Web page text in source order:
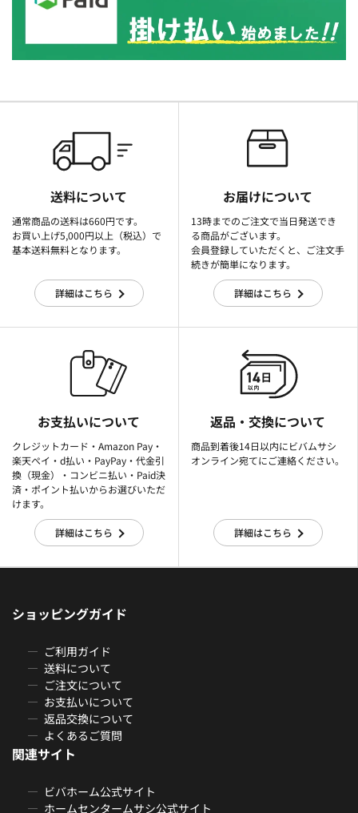
送料について
通常商品の送料は660円です。
お買い上げ5,000円以上（税込）で
基本送料無料となります。
詳細はこちら
お届けについて
13時までのご注文で当日発送でき
る商品がございます。
会員登録していただくと、ご注文手
続きが簡単になります。
詳細はこちら
お支払いについて
クレジットカード・Amazon Pay・
楽天ぺイ・d払い・PayPay・代金引
換（現金）・コンビニ払い・Paid決
済・ポイント払いからお選びいただ
けます。
詳細はこちら
返品・交換について
商品到着後14日以内にビバムサシ
オンライン宛てにご連絡ください。
詳細はこちら
ショッピングガイド
ご利用ガイド
送料について
ご注文について
お支払いについて
返品交換について
よくあるご質問
関連サイト
ビバホーム公式サイト
ホームセンタームサシ公式サイト